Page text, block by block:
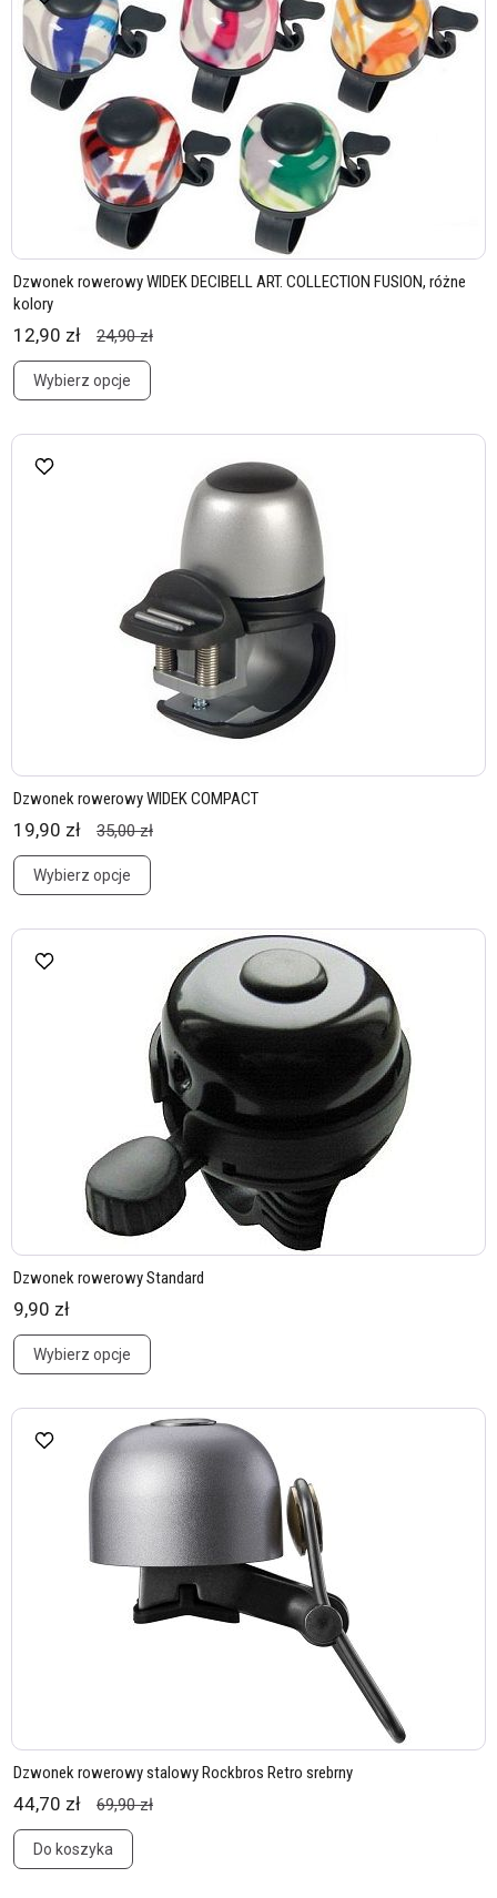
Dzwonek rowerowy WIDEK DECIBELL ART. COLLECTION FUSION, różne
kolory
12,90 zł 24,90 zł
Wybierz opcje
Dzwonek rowerowy WIDEK COMPACT
19,90 zł 35,00 zł
Wybierz opcje
Dzwonek rowerowy Standard
9,90 zł
Wybierz opcje
Dzwonek rowerowy stalowy Rockbros Retro srebrny
44,70 zł 69,90 zł
Do koszyka